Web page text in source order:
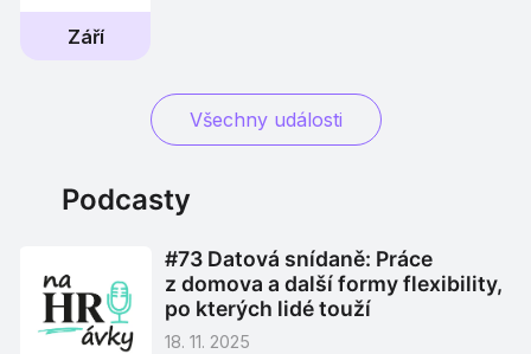
září
Všechny události
Podcasty
#73 Datová snídaně: Práce
z domova a další formy flexibility,
po kterých lidé touží
18. 11. 2025